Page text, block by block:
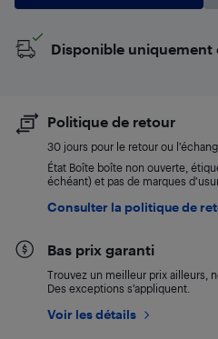
Disponible uniquement
Politique de retour
30 jours pour le retour ou
État Boîte boîte non ouverte,
échéant) et pas de marques
Consulter la politique de
Bas prix garanti
Trouvez un meilleur prix ailleurs,
Des exceptions s’appliquent.
Voir les détails